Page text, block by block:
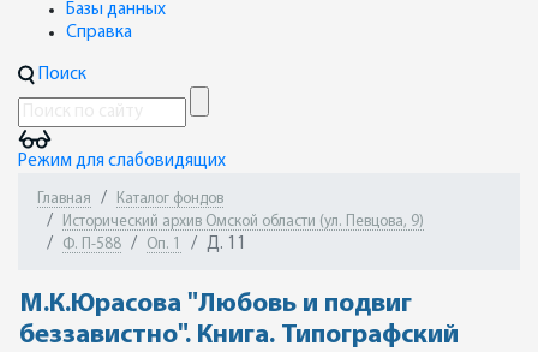
Базы данных
Справка
Поиск
Режим для слабовидящих
Главная
Каталог фондов
Исторический архив Омской области (ул. Певцова, 9)
Ф. П-588
Оп. 1 Д. 11
М.К.Юрасова "Любовь и подвиг
беззавистно". Книга. Типографский